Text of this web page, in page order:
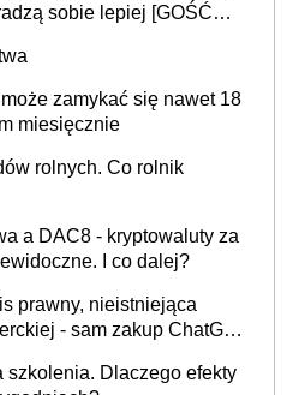
sobie lepiej [GOŚĆ
zamykać się nawet 18
miesięcznie
rolnych. Co rolnik
a DAC8 - kryptowaluty za
I co dalej?
prawny, nieistniejąca
- sam zakup ChatGPT
szkolenia. Dlaczego efekty